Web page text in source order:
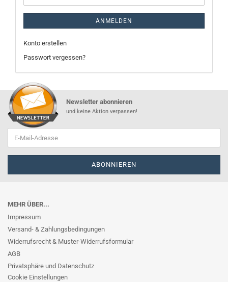
ANMELDEN
Konto erstellen
Passwort vergessen?
Newsletter abonnieren
und keine Aktion verpassen!
MEHR ÜBER...
Impressum
Versand- & Zahlungsbedingungen
Widerrufsrecht & Muster-Widerrufsformular
AGB
Privatsphäre und Datenschutz
Cookie Einstellungen